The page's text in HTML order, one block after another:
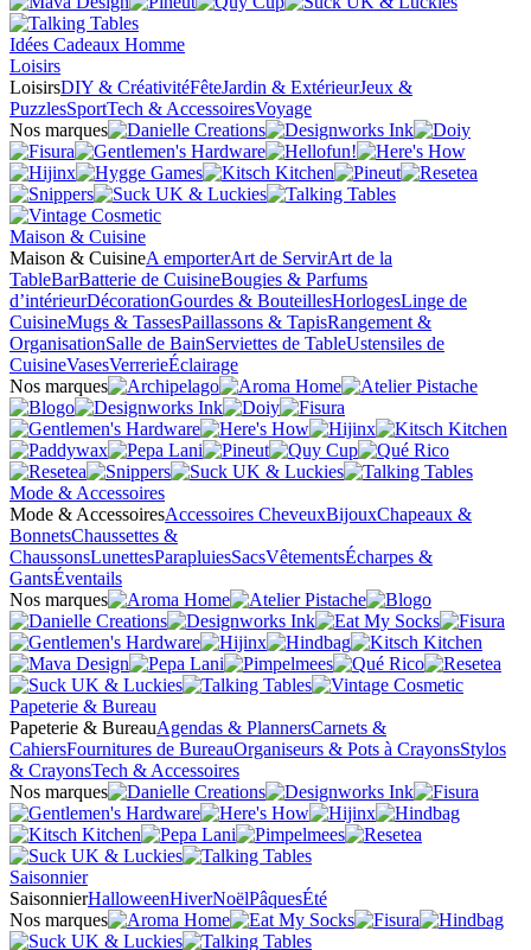
Idées Cadeaux Homme
Loisirs
LoisirsDIY & CréativitéFêteJardin & ExtérieurJeux &
PuzzlesSportTech & AccessoiresVoyage
Nos marques
Maison & Cuisine
Maison & CuisineA emporterArt de ServirArt de la
TableBarBatterie de CuisineBougies & Parfums
d’intérieurDécorationGourdes & BouteillesHorlogesLinge de
CuisineMugs & TassesPaillassons & TapisRangement &
OrganisationSalle de BainServiettes de TableUstensiles de
CuisineVasesVerrerieÉclairage
Nos marques
Mode & Accessoires
Mode & AccessoiresAccessoires CheveuxBijouxChapeaux &
BonnetsChaussettes &
ChaussonsLunettesParapluiesSacsVêtementsÉcharpes &
GantsÉventails
Nos marques
Papeterie & Bureau
Papeterie & BureauAgendas & PlannersCarnets &
CahiersFournitures de BureauOrganiseurs & Pots à CrayonsStylos
& CrayonsTech & Accessoires
Nos marques
Saisonnier
SaisonnierHalloweenHiverNoëlPâquesÉté
Nos marques